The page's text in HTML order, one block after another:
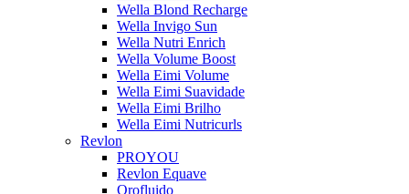
Wella Blond Recharge
Wella Invigo Sun
Wella Nutri Enrich
Wella Volume Boost
Wella Eimi Volume
Wella Eimi Suavidade
Wella Eimi Brilho
Wella Eimi Nutricurls
Revlon
PROYOU
Revlon Equave
Orofluido